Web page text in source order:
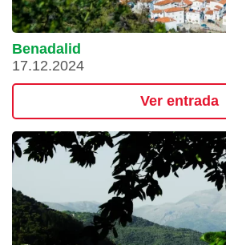
Benadalid
17.12.2024
Ver entrada